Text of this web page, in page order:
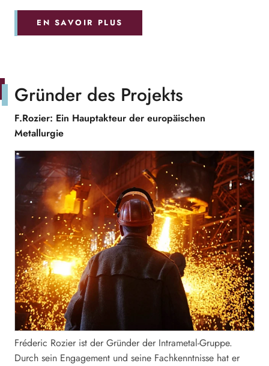
EN SAVOIR PLUS
F.Rozier: Ein Hauptakteur der europäischen
Metallurgie
Gründer des Projekts
Fréderic Rozier ist der Gründer der Intrametal-Gruppe.
Durch sein Engagement und seine Fachkenntnisse hat er